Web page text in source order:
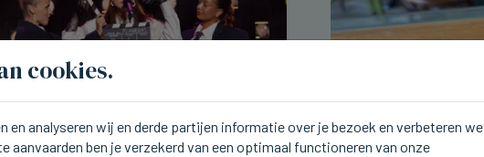
cookies.
en analyseren wij en derde partijen informatie over je bezoek en verbeteren we
aanvaarden ben je verzekerd van een optimaal functioneren van onze